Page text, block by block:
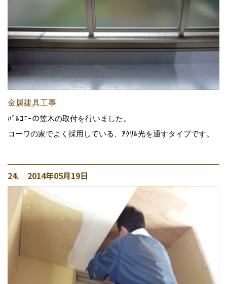
金属建具工事
ﾊﾞﾙｺﾆｰの笠木の取付を行いました。
コーワの家でよく採用している、ｱｸﾘﾙ光を通すタイプです。
24. 2014年05月19日